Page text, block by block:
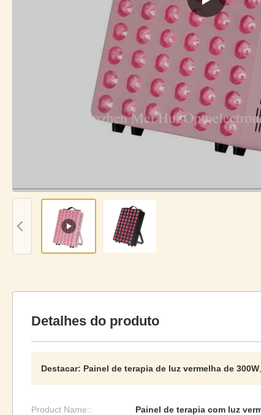
Detalhes do produto
Destacar: Painel de terapia de luz vermelha de 300W
Product Name:: Painel de terapia com luz